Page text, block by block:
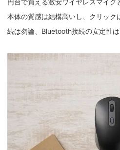
円台で買える激安ワイヤレスマイク
本体の質感は結構高いし、クリック
続は勿論、Bluetooth接続の安定性は